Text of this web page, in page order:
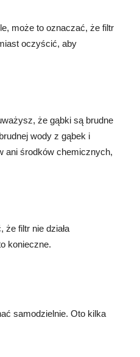
może to oznaczać, że filtr
oczyścić, aby
że gąbki są brudne
wody z gąbek i
ani środków chemicznych,
filtr nie działa
konieczne.
samodzielnie. Oto kilka